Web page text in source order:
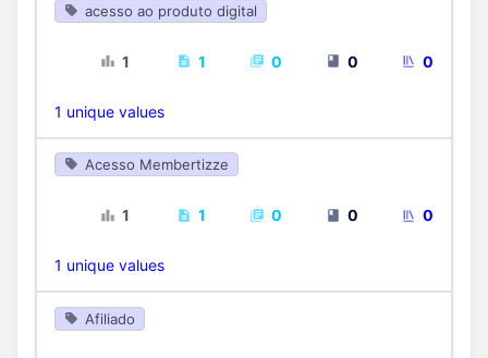
acesso ao produto digital
1 1 0 0 0
1 unique values
Acesso Membertizze
1 1 0 0 0
1 unique values
Afiliado